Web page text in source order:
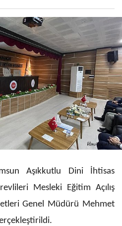
Aşıkkutlu Dini İhtisas
Mesleki Eğitim Açılış
Genel Müdürü Mehmet